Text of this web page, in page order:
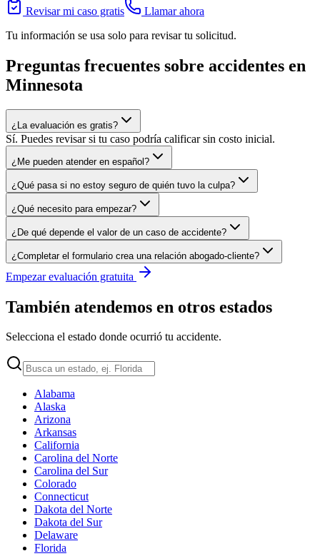
Revisar mi caso gratis
Llamar ahora
Tu información se usa solo para revisar tu solicitud.
Preguntas frecuentes sobre accidentes en
Minnesota
¿La evaluación es gratis?
Sí. Puedes revisar si tu caso podría calificar sin costo inicial.
¿Me pueden atender en español?
¿Qué pasa si no estoy seguro de quién tuvo la culpa?
¿Qué necesito para empezar?
¿De qué depende el valor de un caso de accidente?
¿Completar el formulario crea una relación abogado-cliente?
Empezar evaluación gratuita
También atendemos en otros estados
Selecciona el estado donde ocurrió tu accidente.
Alabama
Alaska
Arizona
Arkansas
California
Carolina del Norte
Carolina del Sur
Colorado
Connecticut
Dakota del Norte
Dakota del Sur
Delaware
Florida